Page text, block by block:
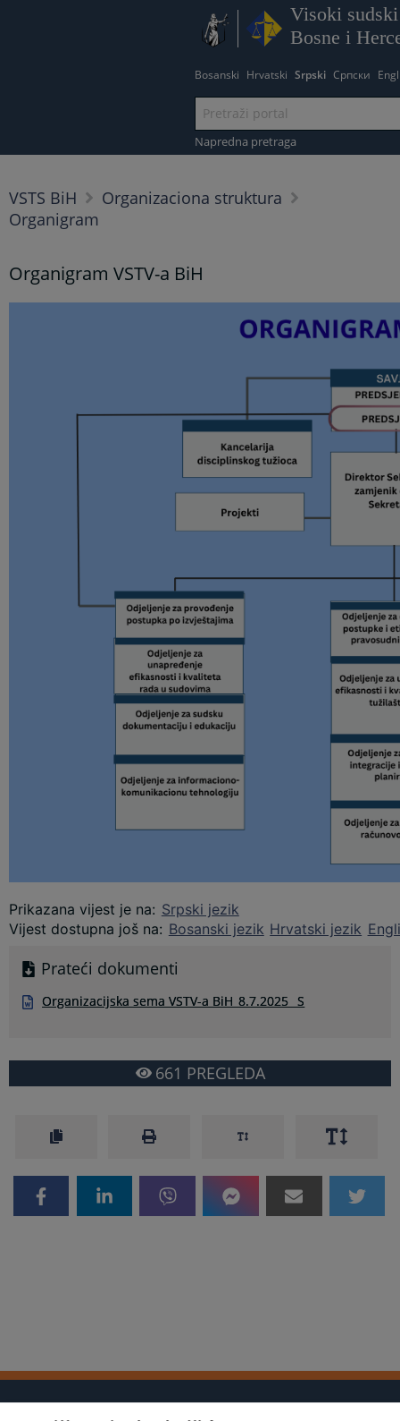
Visoki
Bosne i
Bosanski Hrvatski Srpski Српски
Napredna pretraga
VSTS BiH
Organizaciona struktura
Organigram
Organigram VSTV-a BiH
Prikazana vijest je na: Srpski jezik
Vijest dostupna još na: Bosanski jezik Hrvatski jezik
Prateći dokumenti
Organizacijska sema VSTV-a BiH_8.7.2025 _S
661 PREGLEDA